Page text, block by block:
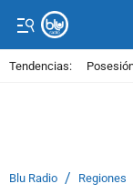
Tendencias:
Blu Radio / Regiones